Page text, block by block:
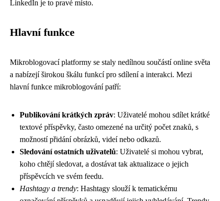
LinkedIn je to pravé místo.
Hlavní funkce
Mikroblogovací platformy se staly nedílnou součástí online světa
a nabízejí širokou škálu funkcí pro sdílení a interakci. Mezi
hlavní funkce mikroblogování patří:
Publikování krátkých zpráv: Uživatelé mohou sdílet krátké
textové příspěvky, často omezené na určitý počet znaků, s
možností přidání obrázků, videí nebo odkazů.
Sledování ostatních uživatelů: Uživatelé si mohou vybrat,
koho chtějí sledovat, a dostávat tak aktualizace o jejich
příspěvcích ve svém feedu.
Hashtagy a trendy: Hashtagy slouží k tematickému